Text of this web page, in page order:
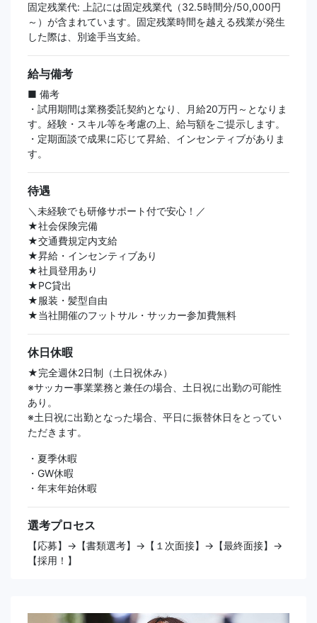
固定残業代: 上記には固定残業代（32.5時間分/50,000円
～）が含まれています。固定残業時間を越える残業が発生
した際は、別途手当支給。
給与備考
■ 備考
・試用期間は業務委託契約となり、月給20万円～となりま
す。経験・スキル等を考慮の上、給与額をご提示します。
・定期面談で成果に応じて昇給、インセンティブがありま
す。
待遇
＼未経験でも研修サポート付で安心！／
★社会保険完備
★交通費規定内支給
★昇給・インセンティブあり
★社員登用あり
★PC貸出
★服装・髪型自由
★当社開催のフットサル・サッカー参加費無料
休日休暇
★完全週休2日制（土日祝休み）
※サッカー事業業務と兼任の場合、土日祝に出勤の可能性
あり。
※土日祝に出勤となった場合、平日に振替休日をとってい
ただきます。
・夏季休暇
・GW休暇
・年末年始休暇
選考プロセス
【応募】→【書類選考】→【１次面接】→【最終面接】→
【採用！】